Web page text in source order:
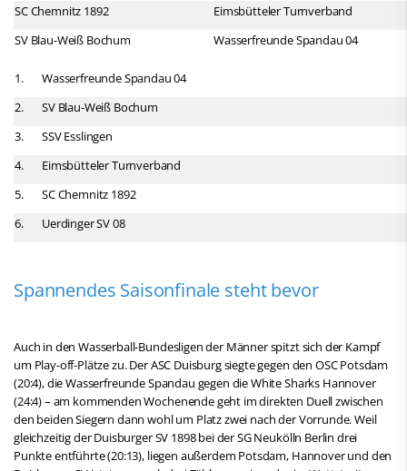
SC Chemnitz 1892
Eimsbütteler Turnverband
SV Blau-Weiß Bochum
Wasserfreunde Spandau 04
1.
Wasserfreunde Spandau 04
2.
SV Blau-Weiß Bochum
3.
SSV Esslingen
4.
Eimsbütteler Turnverband
5.
SC Chemnitz 1892
6.
Uerdinger SV 08
Spannendes Saisonfinale steht bevor
Auch in den Wasserball-Bundesligen der Männer spitzt sich der Kampf
um Play-off-Plätze zu. Der ASC Duisburg siegte gegen den OSC Potsdam
(20:4), die Wasserfreunde Spandau gegen die White Sharks Hannover
(24:4) – am kommenden Wochenende geht im direkten Duell zwischen
den beiden Siegern dann wohl um Platz zwei nach der Vorrunde. Weil
gleichzeitig der Duisburger SV 1898 bei der SG Neukölln Berlin drei
Punkte entführte (20:13), liegen außerdem Potsdam, Hannover und den